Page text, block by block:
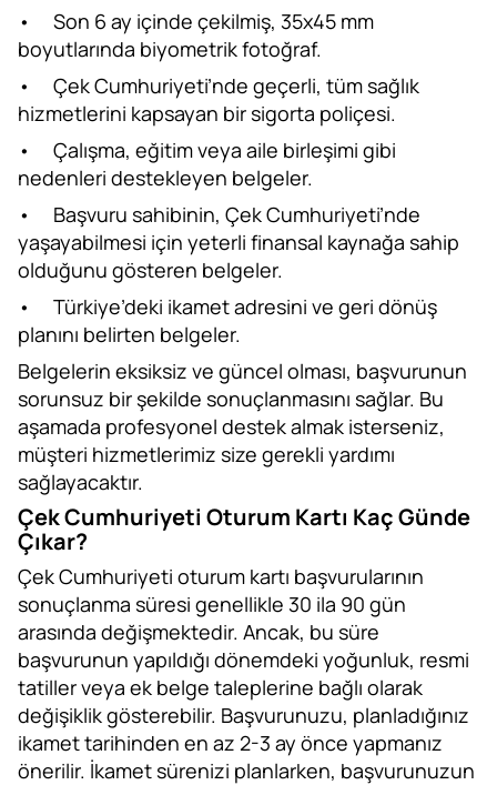
•
Son 6 ay içinde çekilmiş, 35x45 mm
boyutlarında biyometrik fotoğraf.
•
Çek Cumhuriyeti’nde geçerli, tüm sağlık
hizmetlerini kapsayan bir sigorta poliçesi.
•
Çalışma, eğitim veya aile birleşimi gibi
nedenleri destekleyen belgeler.
•
Başvuru sahibinin, Çek Cumhuriyeti’nde
yaşayabilmesi için yeterli finansal kaynağa sahip
olduğunu gösteren belgeler.
•
Türkiye’deki ikamet adresini ve geri dönüş
planını belirten belgeler.
Belgelerin eksiksiz ve güncel olması, başvurunun
sorunsuz bir şekilde sonuçlanmasını sağlar. Bu
aşamada profesyonel destek almak isterseniz,
müşteri hizmetlerimiz size gerekli yardımı
sağlayacaktır.
Çek Cumhuriyeti Oturum Kartı Kaç Günde
Çıkar?
Çek Cumhuriyeti oturum kartı başvurularının
sonuçlanma süresi genellikle 30 ila 90 gün
arasında değişmektedir. Ancak, bu süre
başvurunun yapıldığı dönemdeki yoğunluk, resmi
tatiller veya ek belge taleplerine bağlı olarak
değişiklik gösterebilir. Başvurunuzu, planladığınız
ikamet tarihinden en az 2-3 ay önce yapmanız
önerilir. İkamet sürenizi planlarken, başvurunuzun